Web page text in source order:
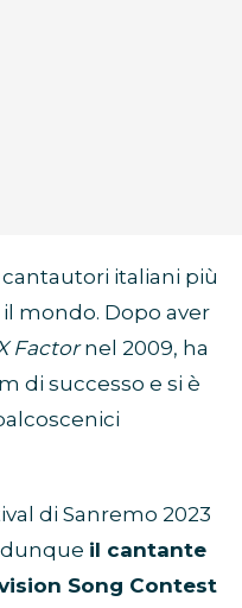
italiani più
mondo. Dopo aver
Factornel 2009, ha
di successo e si è
di Sanremo 2023
il cantante
Song Contest